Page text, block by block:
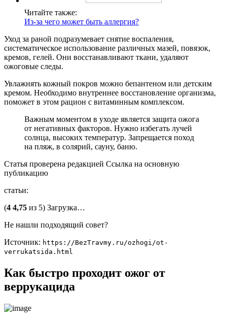
Читайте также:
Из-за чего может быть аллергия?
Уход за раной подразумевает снятие воспаления,
систематическое использование различных мазей, повязок,
кремов, гелей. Они восстанавливают ткани, удаляют
ожоговые следы.
Увлажнять кожный покров можно бепантеном или детским
кремом. Необходимо внутреннее восстановление организма,
поможет в этом рацион с витаминным комплексом.
Важным моментом в уходе является защита ожога
от негативных факторов. Нужно избегать лучей
солнца, высоких температур. Запрещается поход
на пляж, в солярий, сауну, баню.
Статья проверена редакцией Ссылка на основную
публикацию
статьи:
(4 4,75 из 5) Загрузка…
Не нашли подходящий совет?
Источник: https://BezTravmy.ru/ozhogi/ot-
verrukatsida.html
Как быстро проходит ожог от
веррукацида